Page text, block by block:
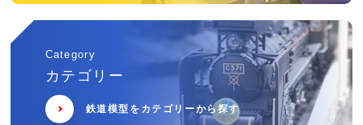
Category
カテゴリー
鉄道模型をカテゴリーから探す